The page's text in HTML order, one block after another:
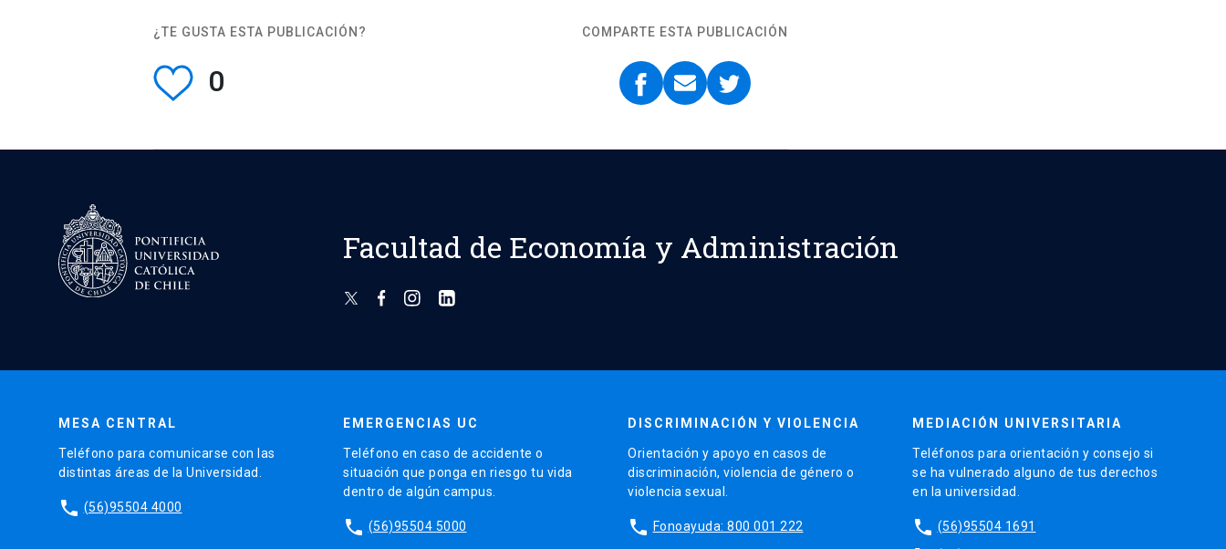
¿TE GUSTA ESTA PUBLICACIÓN?
0
COMPARTE ESTA PUBLICACIÓN
Facultad de Economía y Administración
MESA CENTRAL
Teléfono para comunicarse con las
distintas áreas de la Universidad.
phone (56)95504 4000
EMERGENCIAS UC
Teléfono en caso de accidente o
situación que ponga en riesgo tu vida
dentro de algún campus.
phone (56)95504 5000
DISCRIMINACIÓN Y VIOLENCIA
Orientación y apoyo en casos de
discriminación, violencia de género o
violencia sexual.
phone Fonoayuda: 800 001 222
MEDIACIÓN UNIVERSITARIA
Teléfonos para orientación y consejo si
se ha vulnerado alguno de tus derechos
en la universidad.
phone (56)95504 1691